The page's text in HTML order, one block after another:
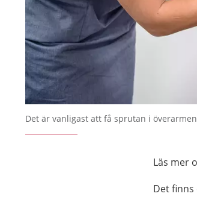
Det är vanligast att få sprutan i
Läs mer
Det finns